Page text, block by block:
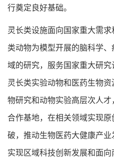
行奠定良好基础。
灵长类设施面向国家重大需
类动物为模型开展的脑科学
域的研究，服务国家重大研
灵长类实验动物和医药生物
物研究和动物实验高层次人
合作基地，在相关领域实现
破，推动生物医药大健康产业
实现区域科技创新发展和面